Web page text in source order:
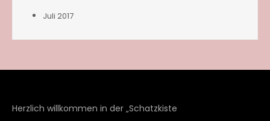
Juli 2017
Herzlich willkommen in der „Schatzkiste